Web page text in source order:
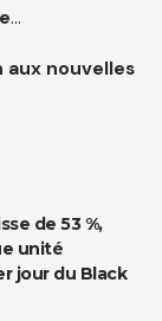
…
nouvelles
de 53 %,
unité
jour du Black